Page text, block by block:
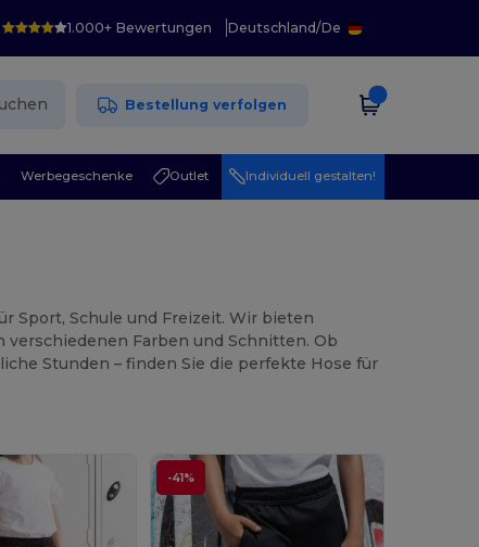
1.000+ Bewertungen Deutschland/De
Bestellung verfolgen
Werbegeschenke Outlet Individuell gestalten!
Sport, Schule und Freizeit. Wir bieten
Farben und Schnitten. Ob
Stunden – finden Sie die perfekte Hose für
-41%